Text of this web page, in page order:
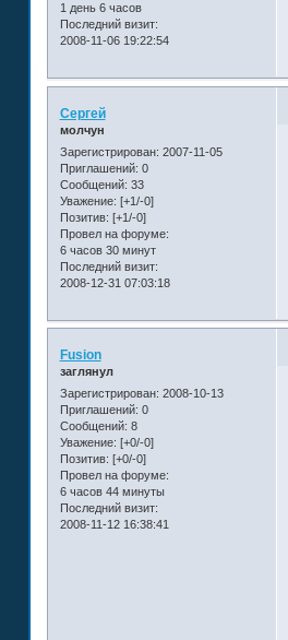
1 день 6 часов
Последний визит:
2008-11-06 19:22:54
Сергей
молчун
Зарегистрирован: 2007-11-05
Приглашений: 0
Сообщений: 33
Уважение: [+1/-0]
Позитив: [+1/-0]
Провел на форуме:
6 часов 30 минут
Последний визит:
2008-12-31 07:03:18
Fusion
заглянул
Зарегистрирован: 2008-10-13
Приглашений: 0
Сообщений: 8
Уважение: [+0/-0]
Позитив: [+0/-0]
Провел на форуме:
6 часов 44 минуты
Последний визит:
2008-11-12 16:38:41